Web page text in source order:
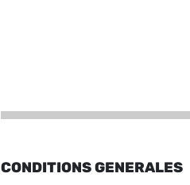
CONDITIONS GENERALES